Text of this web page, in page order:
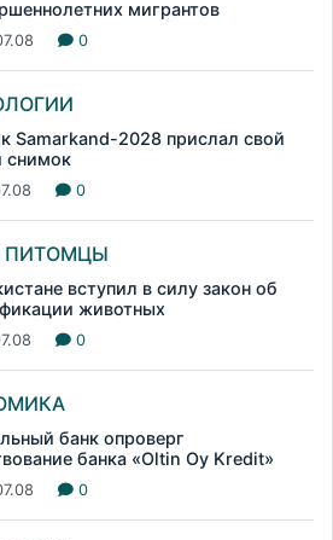
мигрантов
0
Samarkand-2028 прислал свой
снимок
0
ПИТОМЦЫ
вступил в силу закон об
животных
0
банк опроверг
банка «Oltin Oy Kredit»
0